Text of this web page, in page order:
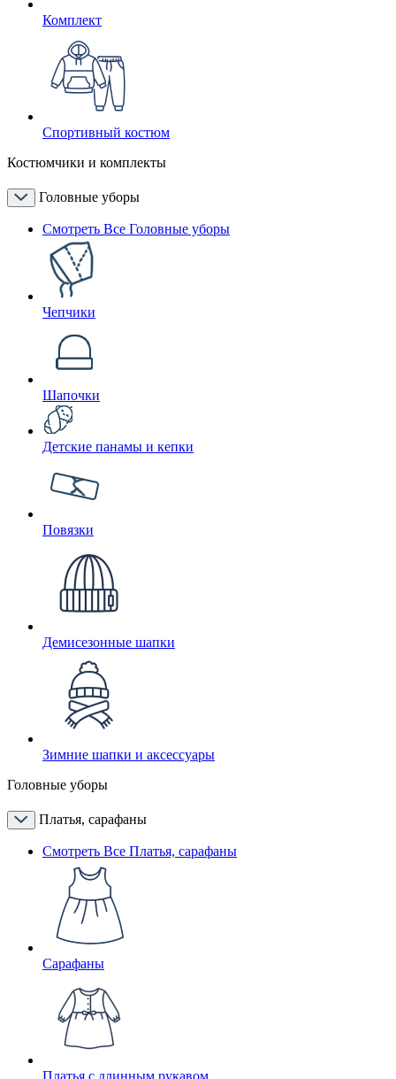
Комплект
Спортивный костюм
Костюмчики и комплекты
Головные уборы
Смотреть Все Головные уборы
Чепчики
Шапочки
Детские панамы и кепки
Повязки
Демисезонные шапки
Зимние шапки и аксессуары
Головные уборы
Платья, сарафаны
Смотреть Все Платья, сарафаны
Сарафаны
Платья с длинным рукавом